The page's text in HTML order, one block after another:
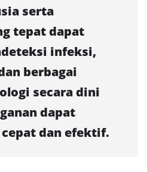
serta
tepat dapat
infeksi,
berbagai
secara dini
dapat
dan efektif.